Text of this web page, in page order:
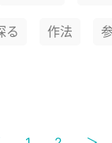
る 作法